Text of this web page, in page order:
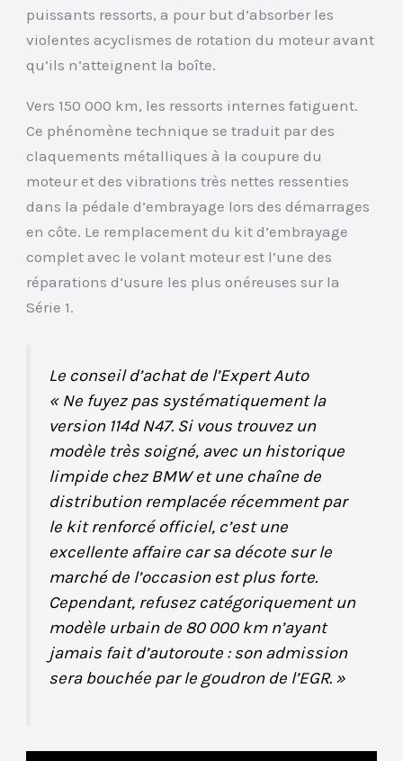
puissants ressorts, a pour but d’absorber les
violentes acyclismes de rotation du moteur avant
qu’ils n’atteignent la boîte.
Vers 150 000 km, les ressorts internes fatiguent.
Ce phénomène technique se traduit par des
claquements métalliques à la coupure du
moteur et des vibrations très nettes ressenties
dans la pédale d’embrayage lors des démarrages
en côte. Le remplacement du kit d’embrayage
complet avec le volant moteur est l’une des
réparations d’usure les plus onéreuses sur la
Série 1.
Le conseil d’achat de l’Expert Auto
« Ne fuyez pas systématiquement la
version 114d N47. Si vous trouvez un
modèle très soigné, avec un historique
limpide chez BMW et une chaîne de
distribution remplacée récemment par
le kit renforcé officiel, c’est une
excellente affaire car sa décote sur le
marché de l’occasion est plus forte.
Cependant, refusez catégoriquement un
modèle urbain de 80 000 km n’ayant
jamais fait d’autoroute : son admission
sera bouchée par le goudron de l’EGR. »